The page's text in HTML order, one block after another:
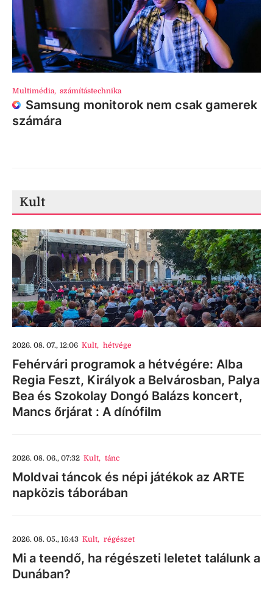
Multimédia, számítástechnika
Samsung monitorok nem csak gamerek
számára
Kult
2026. 08. 07., 12:06 Kult, hétvége
Fehérvári programok a hétvégére: Alba
Regia Feszt, Királyok a Belvárosban, Palya
Bea és Szokolay Dongó Balázs koncert,
Mancs őrjárat : A dínófilm
2026. 08. 06., 07:32 Kult, tánc
Moldvai táncok és népi játékok az ARTE
napközis táborában
2026. 08. 05., 16:43 Kult, régészet
Mi a teendő, ha régészeti leletet találunk a
Dunában?